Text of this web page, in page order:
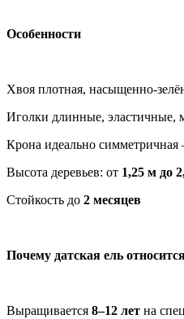
Особенности
Хвоя плотная, насыщенно-
Иголки длинные, эластичные,
Крона идеально
Высота деревьев: от 1,25 м до
Стойкость до 2 месяцев
Почему датская ель
Выращивается 8–12 лет на